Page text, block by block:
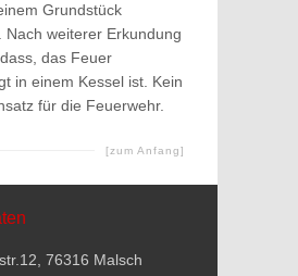
Grundstück
Nach weiterer Erkundung
das Feuer
in einem Kessel ist. Kein
für die Feuerwehr.
[zum Anfang]
76316 Malsch